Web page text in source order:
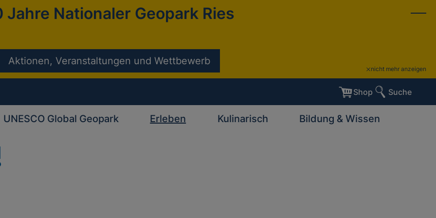
Jahre Nationaler Geopark Ries
Aktionen, Veranstaltungen und Wettbewerb
nicht mehr anzeigen
Shop Suche
UNESCO Global Geopark Erleben Kulinarisch Bildung & Wissen